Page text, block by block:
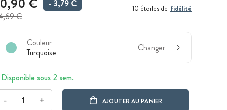
€
- 3,79 € + 10 étoiles de fidélité
Couleur
Turquoise
Changer
Disponible sous 2 sem.
- + AJOUTER AU PANIER